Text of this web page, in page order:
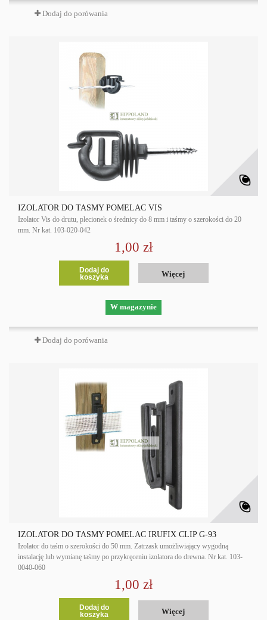
Dodaj do porówania
IZOLATOR DO TAŚMY POMELAC VIS
Izolator Vis do drutu, plecionek o średnicy do 8 mm i taśmy o szerokości do 20
mm. Nr kat. 103-020-042
1,00 zł
Dodaj do
koszyka
Więcej
W magazynie
Dodaj do porówania
IZOLATOR DO TAŚMY POMELAC IRUFIX CLIP G-93
Izolator do taśm o szerokości do 50 mm. Zatrzask umożliwiający wygodną
instalację lub wymianę taśmy po przykręceniu izolatora do drewna. Nr kat. 103-
0040-060
1,00 zł
Dodaj do
koszyka
Więcej